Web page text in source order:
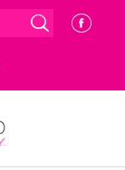
e g